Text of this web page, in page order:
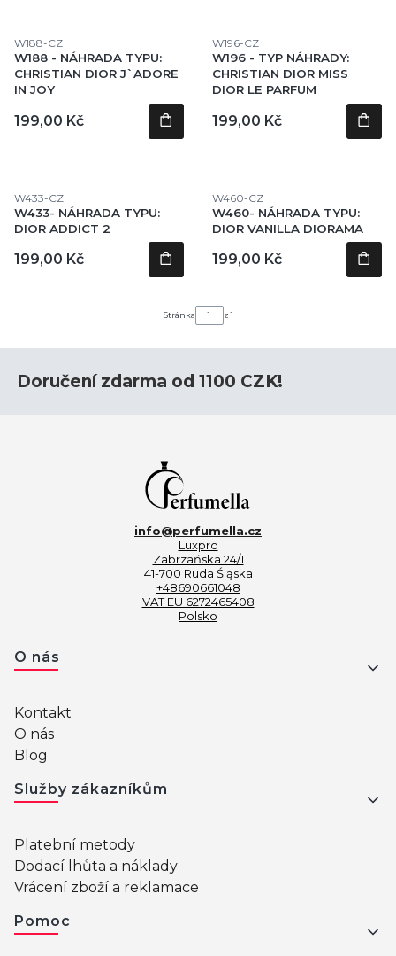
Kód produktu
W188-CZ
W188 - NÁHRADA TYPU:
CHRISTIAN DIOR J`ADORE
IN JOY
Cena
199,00 Kč
Kód produktu
W196-CZ
W196 - TYP NÁHRADY:
CHRISTIAN DIOR MISS
DIOR LE PARFUM
Cena
199,00 Kč
Kód produktu
W433-CZ
W433- NÁHRADA TYPU:
DIOR ADDICT 2
Cena
199,00 Kč
Kód produktu
W460-CZ
W460- NÁHRADA TYPU:
DIOR VANILLA DIORAMA
Cena
199,00 Kč
Stránka z 1
Doručení zdarma od 1100 CZK!
info@perfumella.cz
Luxpro
Zabrzańska 24/1
41-700 Ruda Śląska
+48690661048
VAT EU 6272465408
Polsko
Menu v zápatí
O nás
Kontakt
O nás
Blog
Služby zákazníkům
Platební metody
Dodací lhůta a náklady
Vrácení zboží a reklamace
Pomoc